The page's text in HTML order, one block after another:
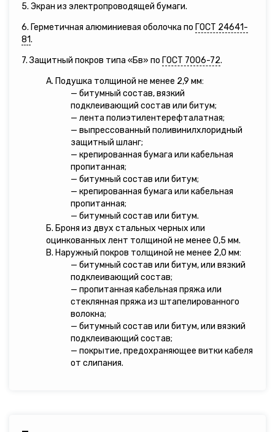
5. Экран из электропроводящей бумаги.
6. Герметичная алюминиевая оболочка по ГОСТ 24641-
81.
7. Защитный покров типа «Бв» по ГОСТ 7006-72.
А. Подушка толщиной не менее 2,9 мм:
— битумный состав, вязкий
подклеивающий состав или битум;
— лента полиэтилентерефталатная;
— выпрессованный поливинилхлоридный
защитный шланг;
— крепированная бумага или кабельная
пропитанная;
— битумный состав или битум;
— крепированная бумага или кабельная
пропитанная;
— битумный состав или битум.
Б. Броня из двух стальных черных или
оцинкованных лент толщиной не менее 0,5 мм.
В. Наружный покров толщиной не менее 2,0 мм:
— битумный состав или битум, или вязкий
подклеивающий состав;
— пропитанная кабельная пряжа или
стеклянная пряжа из штапелированного
волокна;
— битумный состав или битум, или вязкий
подклеивающий состав;
— покрытие, предохраняющее витки кабеля
от слипания.